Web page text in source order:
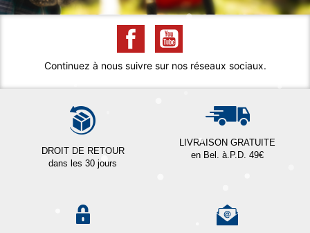
Continuez à nous suivre sur nos réseaux sociaux.
DROIT DE RETOUR
dans les 30 jours
LIVRAISON GRATUITE
en Bel. à.P.D. 49€